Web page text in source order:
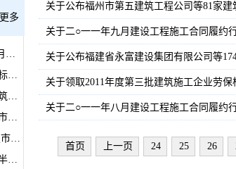
更多
厦门市建设工程造价站关于 2026年7月市管房建市政工程施工合同履约评价及劳务实名制检查情况的通知
厦门市住房和建设局关于调整施工招标示范文本部分条款的通知
厦门市住房和建设局关于开展房屋建筑和市政基础设施工程安全生产大排查大整治工作的通知
厦门市住房和建设局关于印发《厦门市住建领域人工智能三年行动计划》的通知
厦门市建设工程造价站 关于建立房屋市政工程在建项目欠款欠薪 隐患常态化排查工作机制的通知
厦门市建设工程造价站关于2026年上半年房屋市政工程施工承发包行为专项检查暨4-5月合同履约评价结果的通知
关于公布福州市第五建筑工程公司等81家
关于二○一一年九月建设工程施工合同履约
关于公布福建省永富建设集团有限公司等
关于领取2011年度第三批建筑施工企业劳保
关于二○一一年八月建设工程施工合同履约
首页 上一页 24 25 26